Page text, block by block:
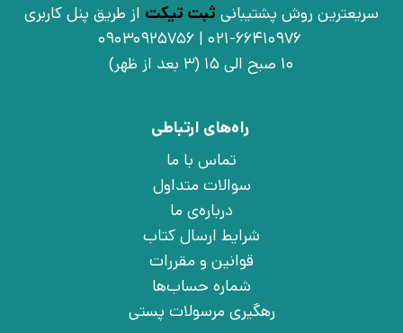
سریعترین روش پشتیبانی ثبت تیکت از طریق پنل کاربری
021-66410976 | 09030925756
10 صبح الی 15 (3 بعد از ظهر)
راه‌های ارتباطی
تماس با ما
سوالات متداول
درباره‌ی ما
شرایط ارسال کتاب
قوانین و مقررات
شماره حساب‌ها
رهگیری مرسولات پستی